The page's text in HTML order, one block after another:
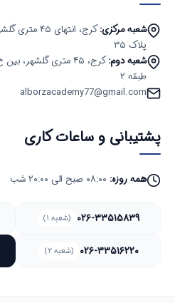
شعبه مرکزی:
کرج،
پلاک ۳۵
شعبه دوم:
طبقه ۲
alborzacademy77@gmail.com
پشتیبانی و ساعات کاری
همه روزه:
۰۲۶-۳۳۵۱۵۸۳۹ (شعبه ۱)
۰۲۶-۳۳۵۱۶۲۲۰ (شعبه ۲)